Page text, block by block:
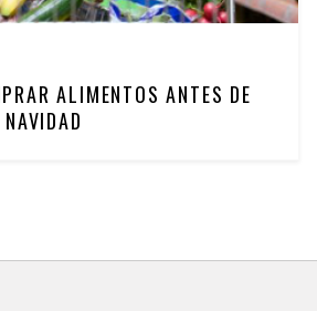
ALIMENTOS ANTES DE